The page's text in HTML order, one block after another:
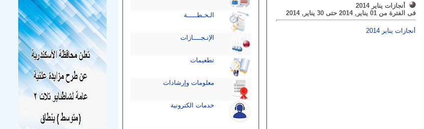
أنجازات يناير 2014
فى الفترة من 01 يناير, 2014 حتى 30 يناير, 2014
أنجازات يناير 2014
الـخـطـــــة
الإنـجــــازات
تطعيمات
معلومات وإرشادات
خدمات الكترونية